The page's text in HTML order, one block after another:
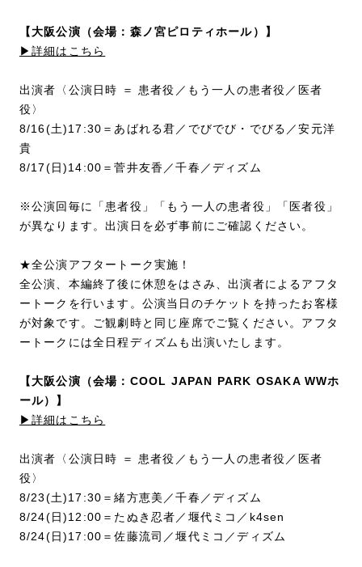
【大阪公演（会場：森ノ宮ピロティホール）】
▶詳細はこちら
出演者〈公演日時 ＝ 患者役／もう一人の患者役／医者
役〉
8/16(土)17:30＝あばれる君／でびでび・でびる／安元洋
貴
8/17(日)14:00＝菅井友香／千春／ディズム
※公演回毎に「患者役」「もう一人の患者役」「医者役」
が異なります。出演日を必ず事前にご確認ください。
★全公演アフタートーク実施！
全公演、本編終了後に休憩をはさみ、出演者によるアフタ
ートークを行います。公演当日のチケットを持ったお客様
が対象です。ご観劇時と同じ座席でご覧ください。アフタ
ートークには全日程ディズムも出演いたします。
【大阪公演（会場：COOL JAPAN PARK OSAKA WWホ
ール）】
▶詳細はこちら
出演者〈公演日時 ＝ 患者役／もう一人の患者役／医者
役〉
8/23(土)17:30＝緒方恵美／千春／ディズム
8/24(日)12:00＝たぬき忍者／堰代ミコ／k4sen
8/24(日)17:00＝佐藤流司／堰代ミコ／ディズム